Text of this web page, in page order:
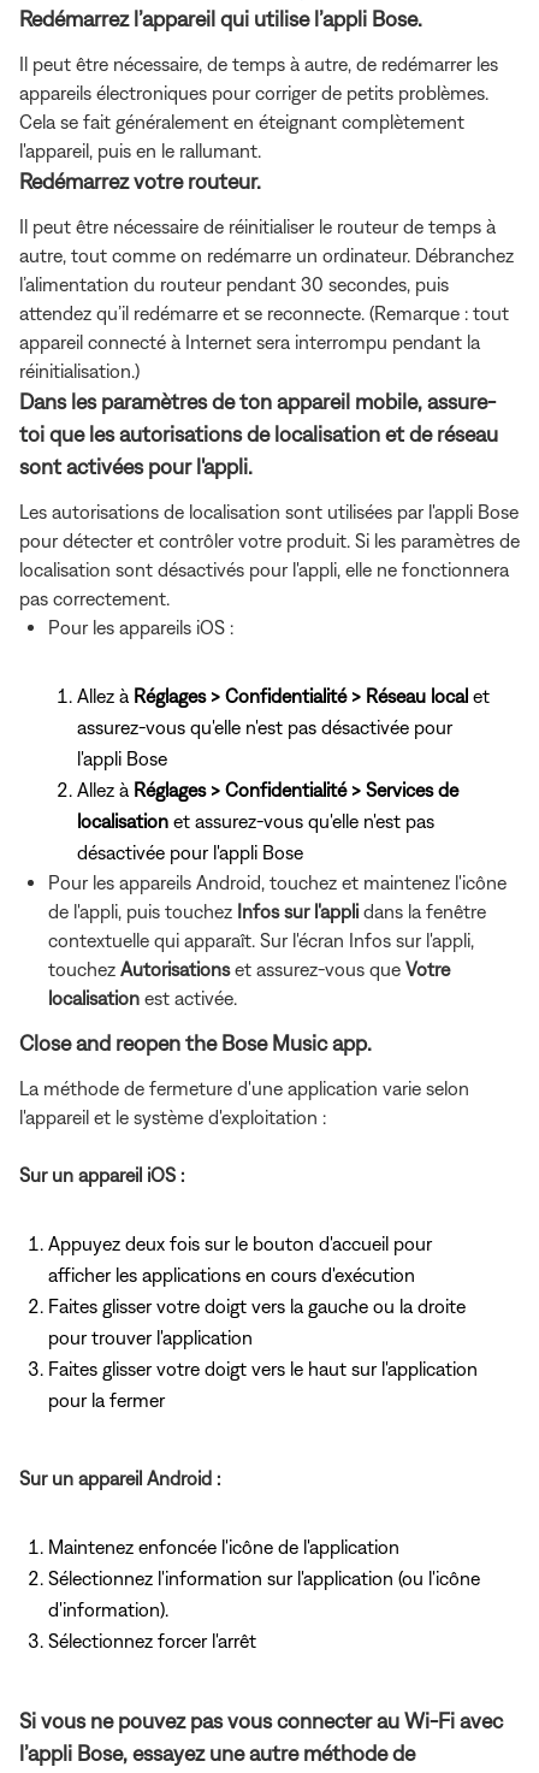
Redémarrez l’appareil qui utilise l’appli Bose.
Il peut être nécessaire, de temps à autre, de redémarrer les
appareils électroniques pour corriger de petits problèmes.
Cela se fait généralement en éteignant complètement
l'appareil, puis en le rallumant.
Redémarrez votre routeur.
Il peut être nécessaire de réinitialiser le routeur de temps à
autre, tout comme on redémarre un ordinateur. Débranchez
l’alimentation du routeur pendant 30 secondes, puis
attendez qu’il redémarre et se reconnecte. (Remarque : tout
appareil connecté à Internet sera interrompu pendant la
réinitialisation.)
Dans les paramètres de ton appareil mobile, assure-
toi que les autorisations de localisation et de réseau
sont activées pour l'appli.
Les autorisations de localisation sont utilisées par l'appli Bose
pour détecter et contrôler votre produit. Si les paramètres de
localisation sont désactivés pour l'appli, elle ne fonctionnera
pas correctement.
Pour les appareils iOS :
Allez à Réglages > Confidentialité > Réseau local et
assurez-vous qu'elle n'est pas désactivée pour
l'appli Bose
Allez à Réglages > Confidentialité > Services de
localisation et assurez-vous qu'elle n'est pas
désactivée pour l'appli Bose
Pour les appareils Android, touchez et maintenez l'icône
de l'appli, puis touchez Infos sur l'appli dans la fenêtre
contextuelle qui apparaît. Sur l'écran Infos sur l'appli,
touchez Autorisationset assurez-vous que Votre
localisation est activée.
Close and reopen the Bose Music app.
La méthode de fermeture d'une application varie selon
l'appareil et le système d'exploitation :
Sur un appareil iOS :
Appuyez deux fois sur le bouton d'accueil pour
afficher les applications en cours d'exécution
Faites glisser votre doigt vers la gauche ou la droite
pour trouver l'application
Faites glisser votre doigt vers le haut sur l'application
pour la fermer
Sur un appareil Android :
Maintenez enfoncée l'icône de l'application
Sélectionnez l'information sur l'application (ou l'icône
d'information).
Sélectionnez forcer l'arrêt
Si vous ne pouvez pas vous connecter au Wi-Fi avec
l’appli Bose, essayez une autre méthode de